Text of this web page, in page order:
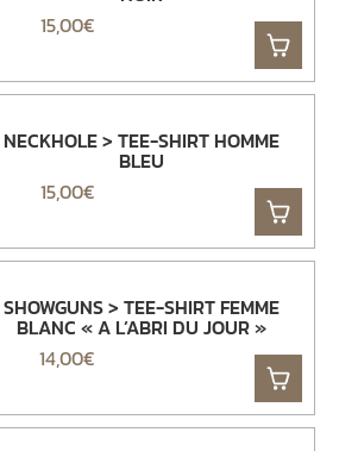
15,00€
NECKHOLE > TEE-SHIRT HOMME
BLEU
15,00€
SHOWGUNS > TEE-SHIRT FEMME
BLANC « A L’ABRI DU JOUR »
14,00€